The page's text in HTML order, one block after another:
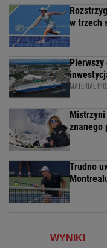
w trzech
MATERIAŁ
znanego
Trudno
WYNIKI